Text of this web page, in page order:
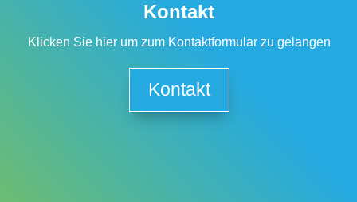
Kontakt
Klicken Sie hier um zum Kontaktformular zu gelangen
Kontakt